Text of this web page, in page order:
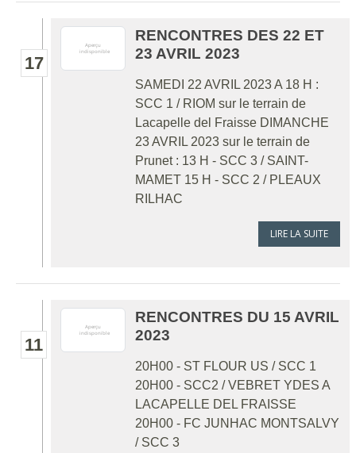
17
RENCONTRES DES 22 ET
23 AVRIL 2023
SAMEDI 22 AVRIL 2023 A 18 H :
SCC 1 / RIOM sur le terrain de
Lacapelle del Fraisse DIMANCHE
23 AVRIL 2023 sur le terrain de
Prunet : 13 H - SCC 3 / SAINT-
MAMET 15 H - SCC 2 / PLEAUX
RILHAC
LIRE LA SUITE
11
RENCONTRES DU 15 AVRIL
2023
20H00 - ST FLOUR US / SCC 1
20H00 - SCC2 / VEBRET YDES A
LACAPELLE DEL FRAISSE
20H00 - FC JUNHAC MONTSALVY
/ SCC 3